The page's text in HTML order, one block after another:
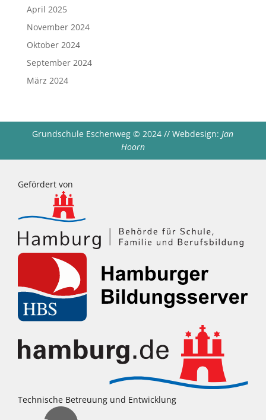
April 2025
November 2024
Oktober 2024
September 2024
März 2024
Grundschule Eschenweg© 2024 // Webdesign:Jan
Hoorn
Gefördert von
Technische Betreuung und Entwicklung